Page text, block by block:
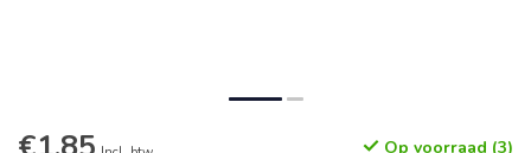
Op voorraad (3)